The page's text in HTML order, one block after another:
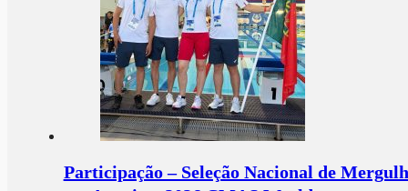
Participação – Seleção Nacional de